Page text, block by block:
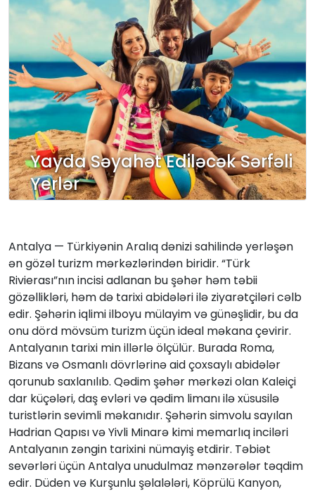
Yayda Səyahət Ediləcək Sərfəli
Yerlər
Antalya — Türkiyənin Aralıq dənizi sahilində yerləşən
ən gözəl turizm mərkəzlərindən biridir. “Türk
Rivierası”nın incisi adlanan bu şəhər həm təbii
gözəllikləri, həm də tarixi abidələri ilə ziyarətçiləri cəlb
edir. Şəhərin iqlimi ilboyu mülayim və günəşlidir, bu da
onu dörd mövsüm turizm üçün ideal məkana çevirir.
Antalyanın tarixi min illərlə ölçülür. Burada Roma,
Bizans və Osmanlı dövrlərinə aid çoxsaylı abidələr
qorunub saxlanılıb. Qədim şəhər mərkəzi olan Kaleiçi
dar küçələri, daş evləri və qədim limanı ilə xüsusilə
turistlərin sevimli məkanıdır. Şəhərin simvolu sayılan
Hadrian Qapısı və Yivli Minarə kimi memarlıq inciləri
Antalyanın zəngin tarixini nümayiş etdirir. Təbiət
sevərləri üçün Antalya unudulmaz mənzərələr təqdim
edir. Düden və Kurşunlu şəlalələri, Köprülü Kanyon,